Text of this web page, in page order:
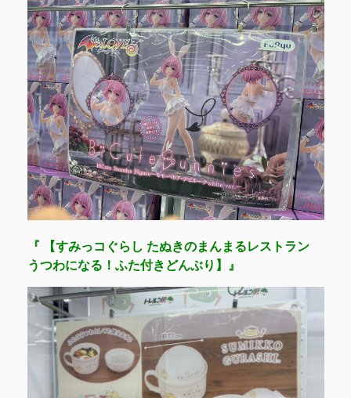
『 【すみっコぐらし たぬきのまんまるレストラン
うつわになる！ふた付きどんぶり】』